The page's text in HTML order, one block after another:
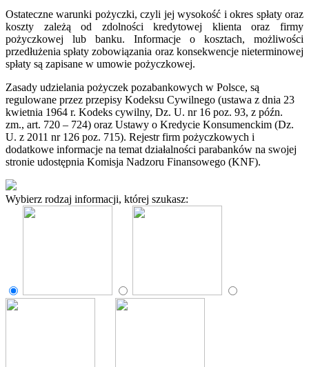
Ostateczne warunki pożyczki, czyli jej wysokość i okres spłaty oraz
koszty zależą od zdolności kredytowej klienta oraz firmy
pożyczkowej lub banku. Informacje o kosztach, możliwości
przedłużenia spłaty zobowiązania oraz konsekwencje nieterminowej
spłaty są zapisane w umowie pożyczkowej.
Zasady udzielania pożyczek pozabankowych w Polsce, są
regulowane przez przepisy Kodeksu Cywilnego (ustawa z dnia 23
kwietnia 1964 r. Kodeks cywilny, Dz. U. nr 16 poz. 93, z późn.
zm., art. 720 – 724) oraz Ustawy o Kredycie Konsumenckim (Dz.
U. z 2011 nr 126 poz. 715). Rejestr firm pożyczkowych i
dodatkowe informacje na temat działalności parabanków na swojej
stronie udostępnia Komisja Nadzoru Finansowego (KNF).
Wybierz rodzaj informacji, której szukasz: